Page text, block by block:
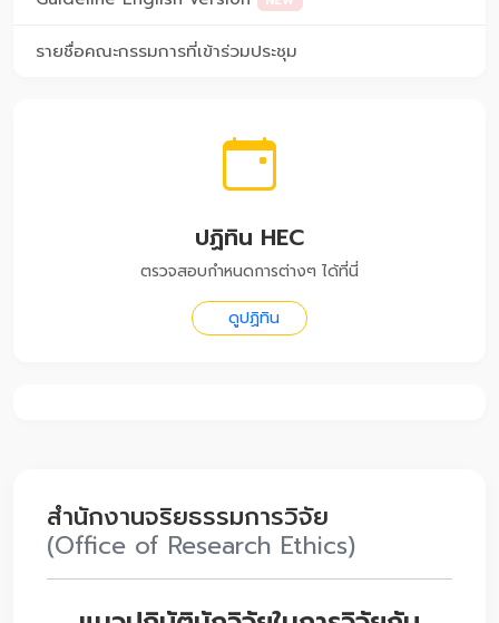
รายชื่อคณะกรรมการที่เข้าร่วมประชุม
ปฏิทิน HEC
ตรวจสอบกำหนดการต่างๆ ได้ที่นี่
ดูปฏิทิน
สำนักงานจริยธรรมการวิจัย
(Office of Research Ethics)